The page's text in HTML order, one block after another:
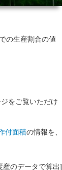
の生産割合の値
をご覧いただけ
付面積の情報を、
のデータで算出]